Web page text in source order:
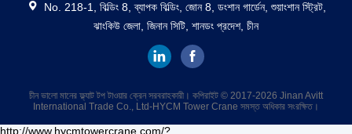
No. 218-1, বিল্ডিং 8, ব্যাপক বিল্ডিং, জোন 8, ডংশান গার্ডেন, শুয়াংশান স্ট্রিট,
ঝাংকিউ জেলা, জিনান সিটি, শানডং প্রদেশ, চীন
চীন ভালো মানের ফ্ল্যাট টপ টাওয়ার ক্রেন সরবরাহকারী। কপিরাইট © 2017-2026 Jinan Avitt
International Trade Co., Ltd-HYCM Tower Crane সমস্ত অধিকার সংরক্ষিত।
http://www.hycmtowercrane.com/?